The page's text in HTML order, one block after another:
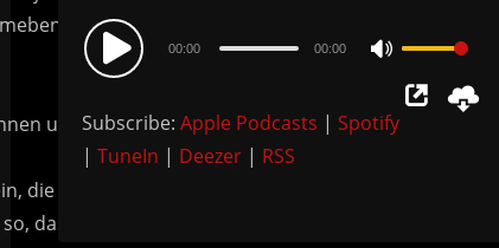
Audio
Player
00:00 00:00
Up/Down
Subscribe: Apple Podcasts | Spotify
| TuneIn | Deezer| RSS